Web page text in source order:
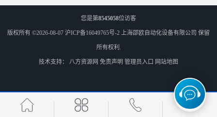
康德乐Conductix刹车片 | 康德乐Conductix产品现货
您是第8545058位访客
版权所有 ©2026-08-07 沪ICP备16049765号-2 上海邵欧自动化设备有限公司 保留
所有权利.
技术支持： 八方资源网 免责声明 管理员入口 网站地图